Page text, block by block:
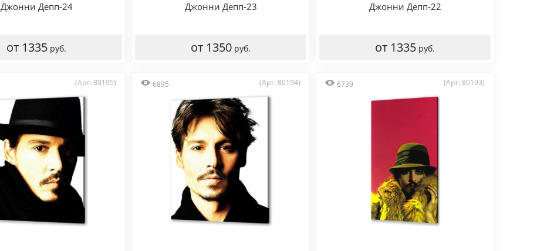
Джонни Депп-24
от 1335 руб.
Джонни Депп-23
от 1350 руб.
Джонни Депп-22
от 1335 руб.
(Арт: 80195) 6895 (Арт: 80194) 6739 (Арт: 80193)